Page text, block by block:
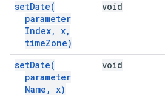
setDate(
parameter
Index, x,
timeZone)
void
setDate(
parameter
Name , x)
void